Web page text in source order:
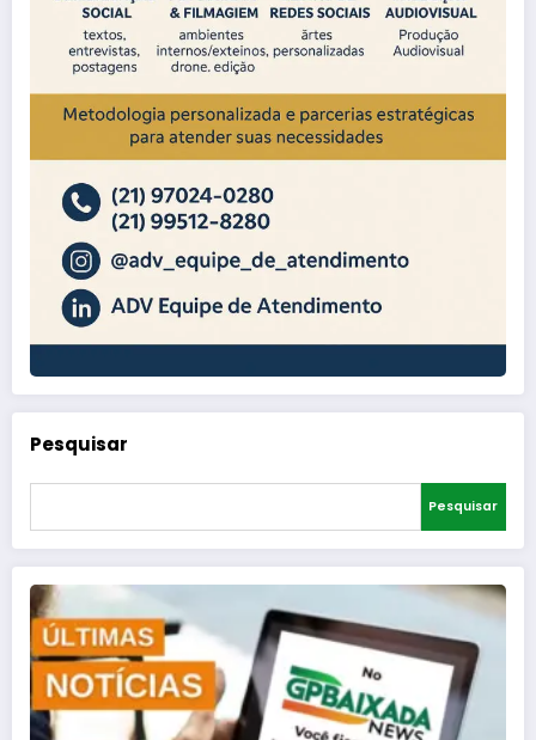
Pesquisar
Pesquisar